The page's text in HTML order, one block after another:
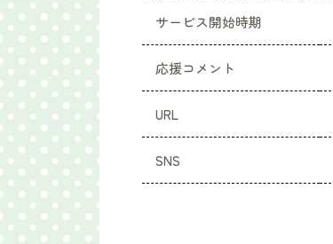
サービス開始時期
応援コメント
URL
SNS